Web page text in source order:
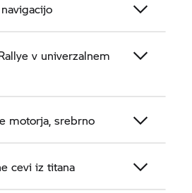
v univerzalnem
motorja, srebrno
cevi iz titana